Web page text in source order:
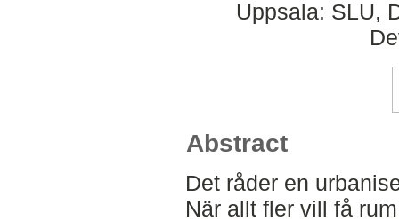
Uppsala: SLU,
Abstract
Det råder en
När allt fler vill få